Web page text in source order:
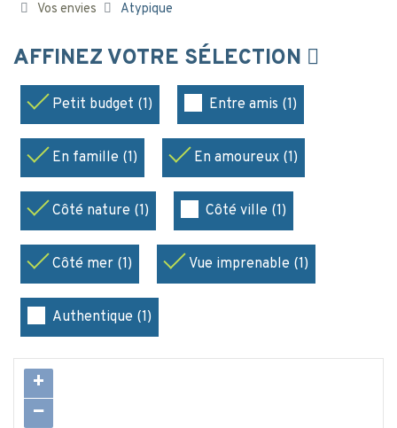
Vos envies Atypique
AFFINEZ VOTRE SÉLECTION
Petit budget (1) Entre amis (1)
En famille (1) En amoureux (1)
Côté nature (1) Côté ville (1)
Côté mer (1) Vue imprenable (1)
Authentique (1)
+
−